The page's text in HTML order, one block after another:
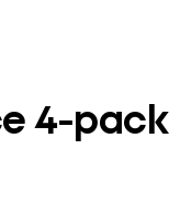
4-pack